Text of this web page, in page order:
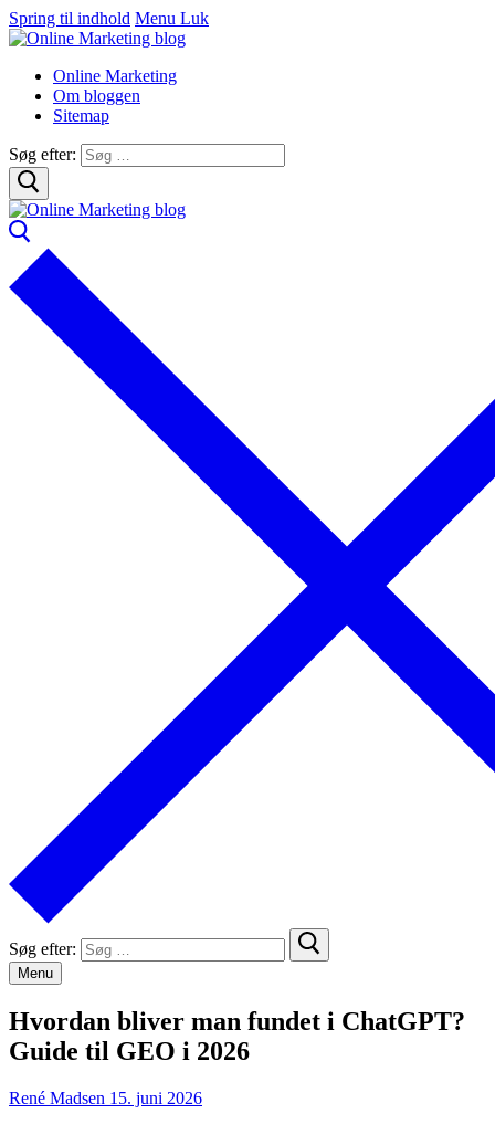
Spring til indhold Menu Luk
Online Marketing
Om bloggen
Sitemap
Søg efter:
Søg efter:
Menu
Hvordan bliver man fundet i ChatGPT?
Guide til GEO i 2026
René Madsen 15. juni 2026